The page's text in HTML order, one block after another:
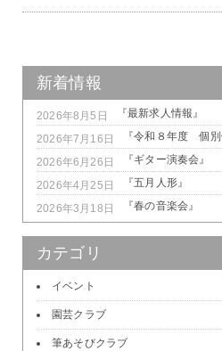
新着情報
2026年8月5日 『最新求人情報』
2026年7月16日 『令和８年度 個別
2026年6月26日 『ギター演奏会』
2026年4月25日 『五月人形』
2026年3月18日 『春の音楽会』
カテゴリ
イベント
園芸クラブ
筆あそびクラブ